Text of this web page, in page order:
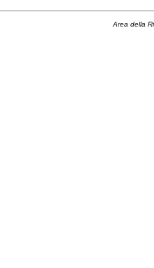
Area della